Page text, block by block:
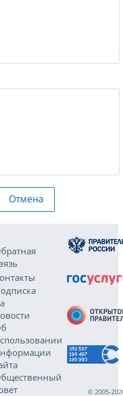
Отмена
© 2005-